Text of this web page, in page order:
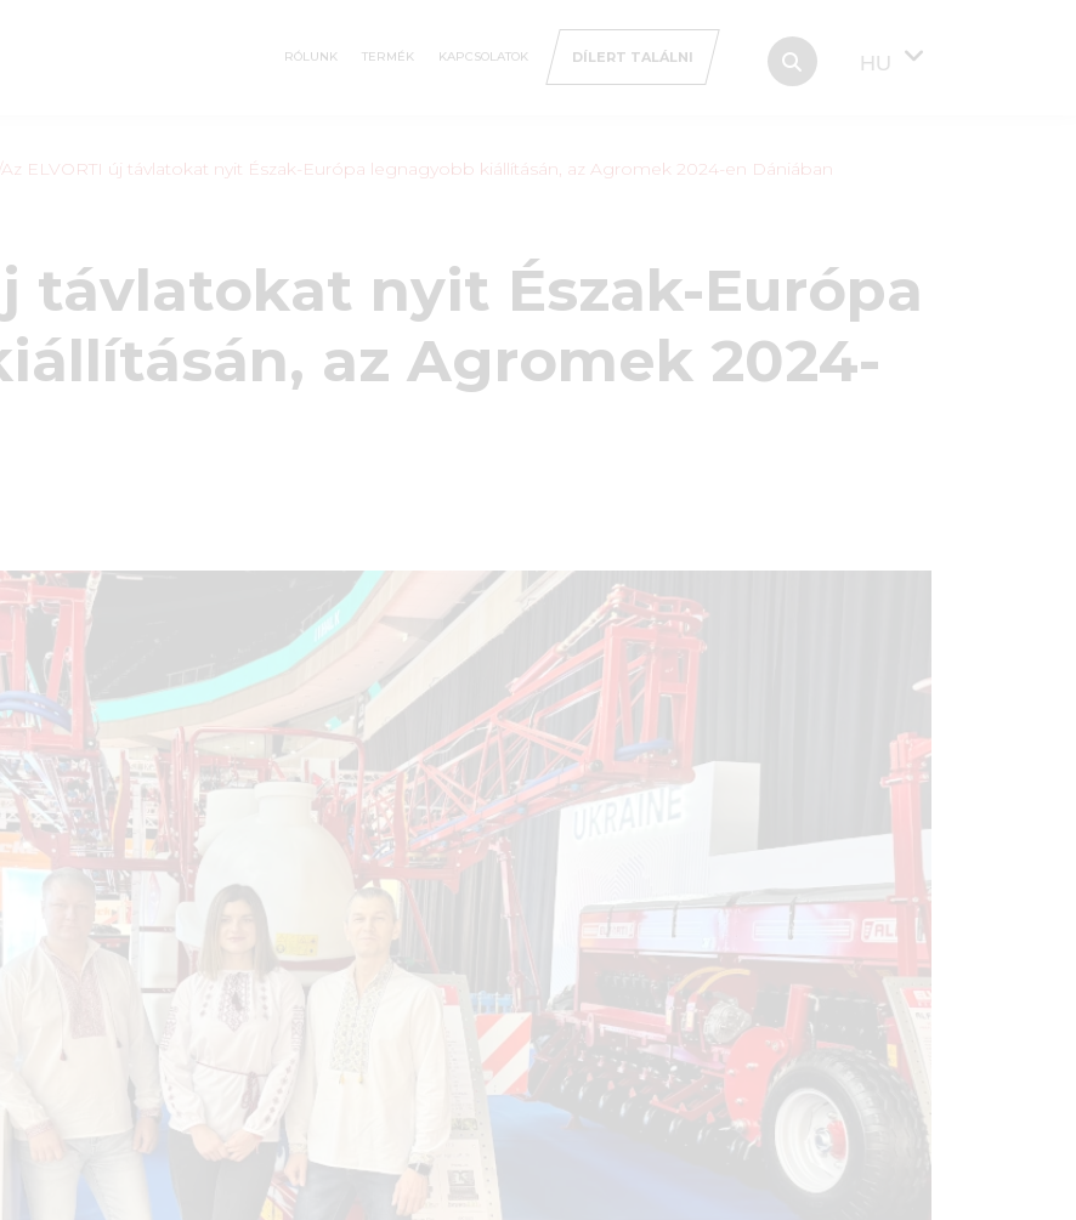
RÓLUNK TERMÉK KAPCSOLATOK DÍLERT TALÁLNI HU
ELVORTI új távlatokat nyit Észak-Európa legnagyobb kiállításán, az Agromek 2024-en Dániában
távlatokat nyit Észak-Európa
az Agromek 2024-